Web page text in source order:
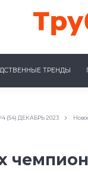
ТРЕНДЫ
(54) ДЕКАБРЬ 2023